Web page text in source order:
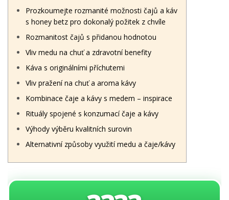
Prozkoumejte rozmanité možnosti čajů a káv
s honey betz pro dokonalý požitek z chvíle
Rozmanitost čajů s přidanou hodnotou
Vliv medu na chuť a zdravotní benefity
Káva s originálními příchutemi
Vliv pražení na chuť a aroma kávy
Kombinace čaje a kávy s medem – inspirace
Rituály spojené s konzumací čaje a kávy
Výhody výběru kvalitních surovin
Alternativní způsoby využití medu a čaje/kávy